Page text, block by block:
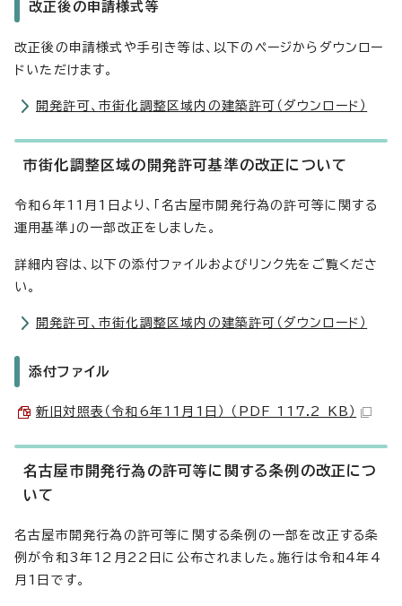
改正後の申請様式等
改正後の申請様式や手引き等は、以下のページからダウンロー
ドいただけます。
開発許可、市街化調整区域内の建築許可（ダウンロード）
市街化調整区域の開発許可基準の改正について
令和6年11月1日より、「名古屋市開発行為の許可等に関する
運用基準」の一部改正をしました。
詳細内容は、以下の添付ファイルおよびリンク先をご覧くださ
い。
開発許可、市街化調整区域内の建築許可（ダウンロード）
添付ファイル
新旧対照表（令和6年11月1日） （PDF 117.2 KB）
名古屋市開発行為の許可等に関する条例の改正につ
いて
名古屋市開発行為の許可等に関する条例の一部を改正する条
例が令和3年12月22日に公布されました。施行は令和4年4
月1日です。